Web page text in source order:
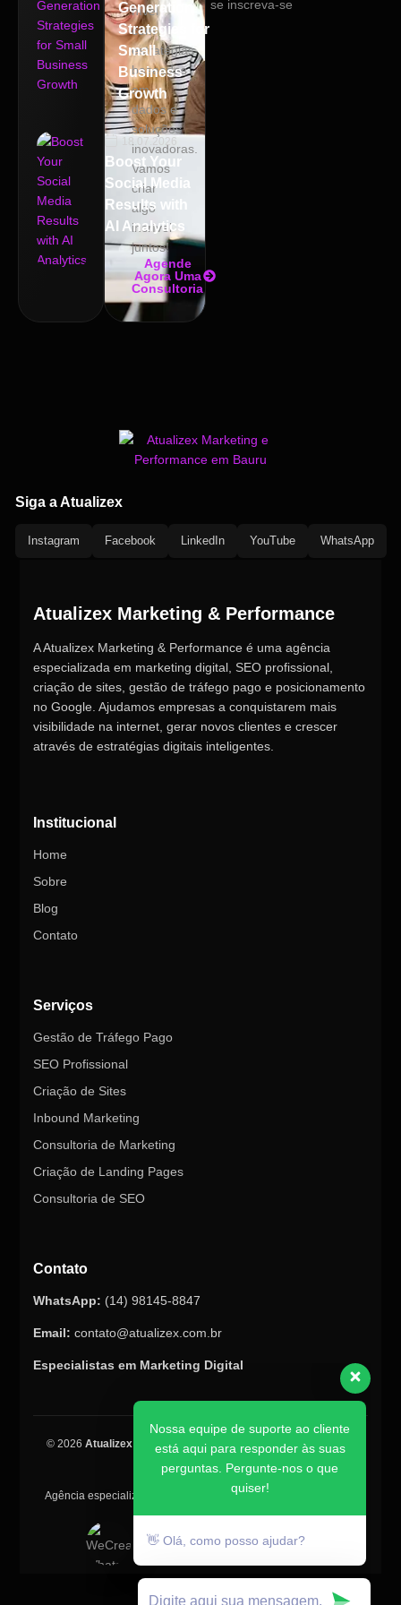
Generation
Strategies for
Small
Business
Growth
18.07.2026
Boost Your
Social Media
Results with
AI Analytics
nível
com
estratégias
baseadas
em
dados e
soluções
inovadoras.
Vamos
criar
algo
incrível
juntos!
Agende
Agora Uma
Consultoria
se inscreva-se
Siga a Atualizex
Instagram Facebook LinkedIn YouTube WhatsApp
Atualizex Marketing & Performance
A Atualizex Marketing & Performance é uma agência
especializada em marketing digital, SEO profissional,
criação de sites, gestão de tráfego pago e posicionamento
no Google. Ajudamos empresas a conquistarem mais
visibilidade na internet, gerar novos clientes e crescer
através de estratégias digitais inteligentes.
Institucional
Home
Sobre
Blog
Contato
Serviços
Gestão de Tráfego Pago
SEO Profissional
Criação de Sites
Inbound Marketing
Consultoria de Marketing
Criação de Landing Pages
Consultoria de SEO
Contato
WhatsApp: (14) 98145-8847
Email: contato@atualizex.com.br
Especialistas em Marketing Digital
© 2026 Atualizex Marketing & Performance
. Todos os direitos
reservados.
Agência especializada em SEO, criação de sites, tráfego pago e
posicionamento no Google.
Nossa equipe de suporte ao cliente
está aqui para responder às suas
perguntas. Pergunte-nos o que
quiser!
👋 Olá, como posso ajudar?